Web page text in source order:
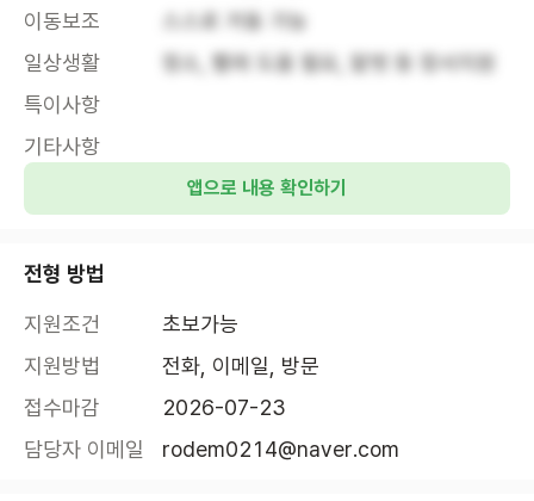
이동보조
스스로 거동 가능
일상생활
청소, 빨래 도움 필요, 말벗 등 정서지원
특이사항
기타사항
앱으로 내용 확인하기
전형 방법
지원조건
초보가능
지원방법
전화, 이메일, 방문
접수마감
2026-07-23
담당자 이메일
rodem0214@naver.com